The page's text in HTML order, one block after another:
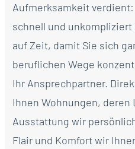
Aufmerksamkeit
schnell und
auf Zeit, damit Sie sich
beruflichen Wege
Ihr Ansprechpartner.
Ihnen Wohnungen, deren
Ausstattung wir
Flair und Komfort wir